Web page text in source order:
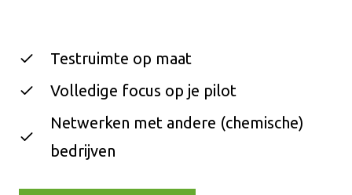
Testruimte op maat
Volledige focus op je pilot
Netwerken met andere (chemische)
bedrijven